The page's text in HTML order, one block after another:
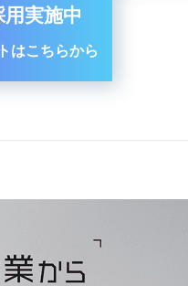
実施中
はこちらから